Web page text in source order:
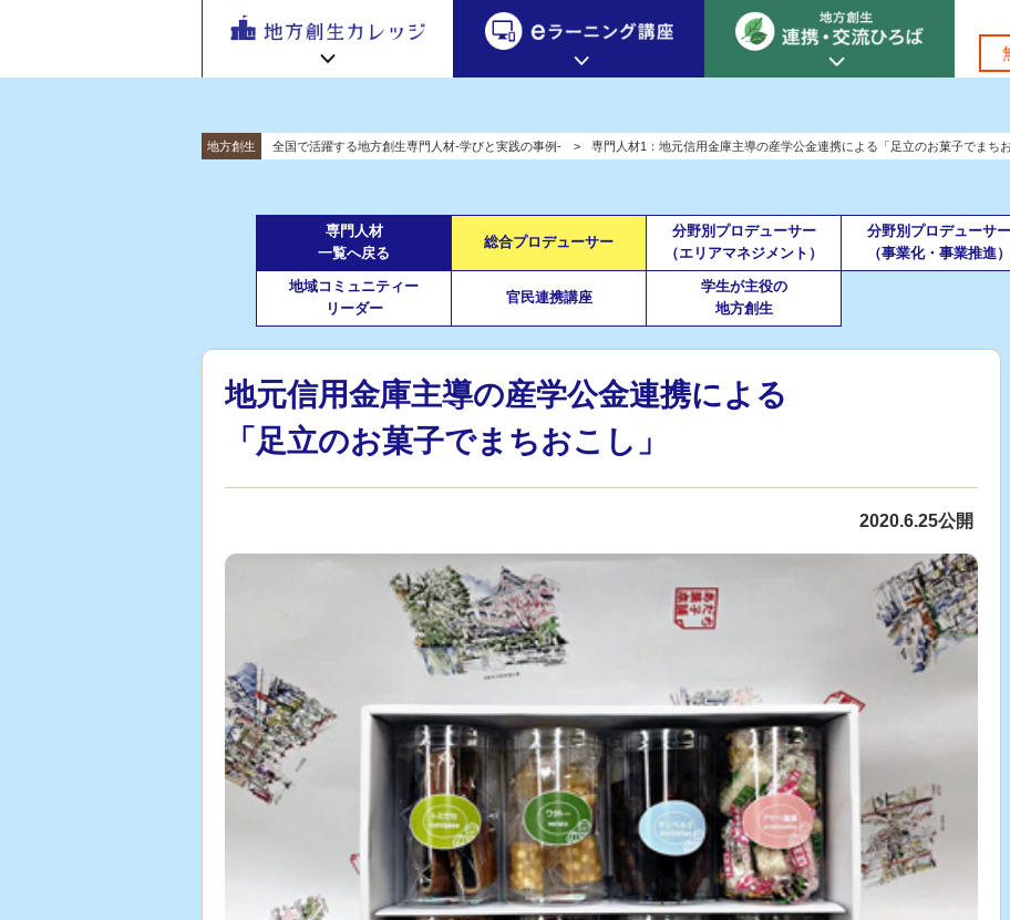
地方創生カレッジ
地方創生カレッジ HOME
地方創生カレッジ活用の流れ eラーニング講座 HOME 官
ビデオライブラリ
eラーニング講座
eラーニング講座 HOME
初めての方へ テーマ別おすすめ受講コース eラ
受講方法 eラーニング受講者の声
連携交
連携・交流ひろば HOME
全国で活躍する地方創生専門人材 地方創生の実践事例紹介 地
地方創生応援プロジェクト
地方創生
全国で活躍する地方創生専門人材-学びと実践の事例- 専門人材1：地元信用金庫主導の産学公金連携による「足立のお菓子でまちお
専門人材
一覧へ戻る
総合プロデューサー
分野別プロデューサー
（エリアマネジメント）
分野別プロデューサー
（事業化・事業推進）
地域コミュニティー
リーダー
官民連携講座
学生が主役の
地方創生
地元信用金庫主導の産学公金連携による
「足立のお菓子でまちおこし」
2020.6.25公開